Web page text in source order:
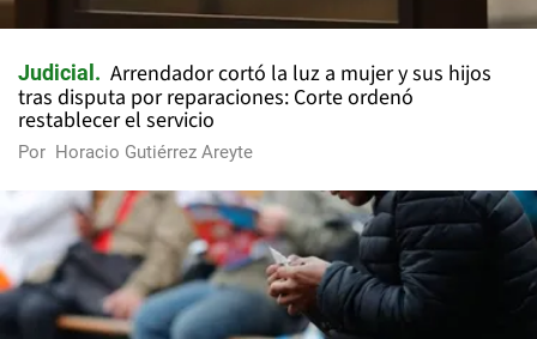
Judicial
Arrendador cortó la luz a mujer y sus hijos
tras disputa por reparaciones: Corte ordenó
restablecer el servicio
Por Horacio Gutiérrez Areyte